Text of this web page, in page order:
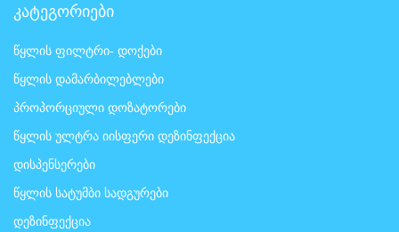
კატეგორიები
წყლის ფილტრი- დოქები
წყლის დამარბილებლები
პროპორციული დოზატორები
წყლის ულტრა იისფერი დეზინფექცია
დისპენსერები
წყლის სატუმბი სადგურები
დეზინფექცია